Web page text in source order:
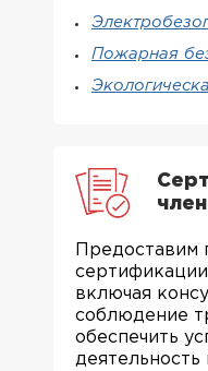
Пожарная
включая
соблюдение
обеспечить